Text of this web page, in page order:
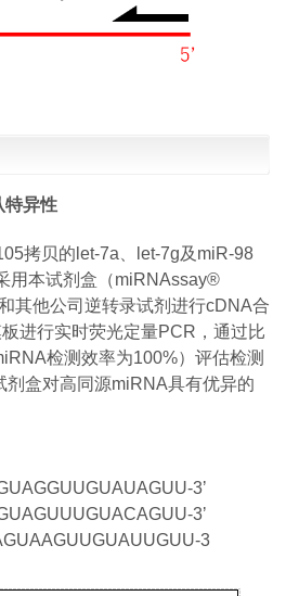
特异性
拷贝的let-7a、let-7g及miR-98
用本试剂盒（miRNAssay®
其他公司逆转录试剂进行cDNA合
进行实时荧光定量PCR，通过比
检测效率为100%）评估检测
剂盒对高同源miRNA具有优异的
3ʼ
3ʼ
3